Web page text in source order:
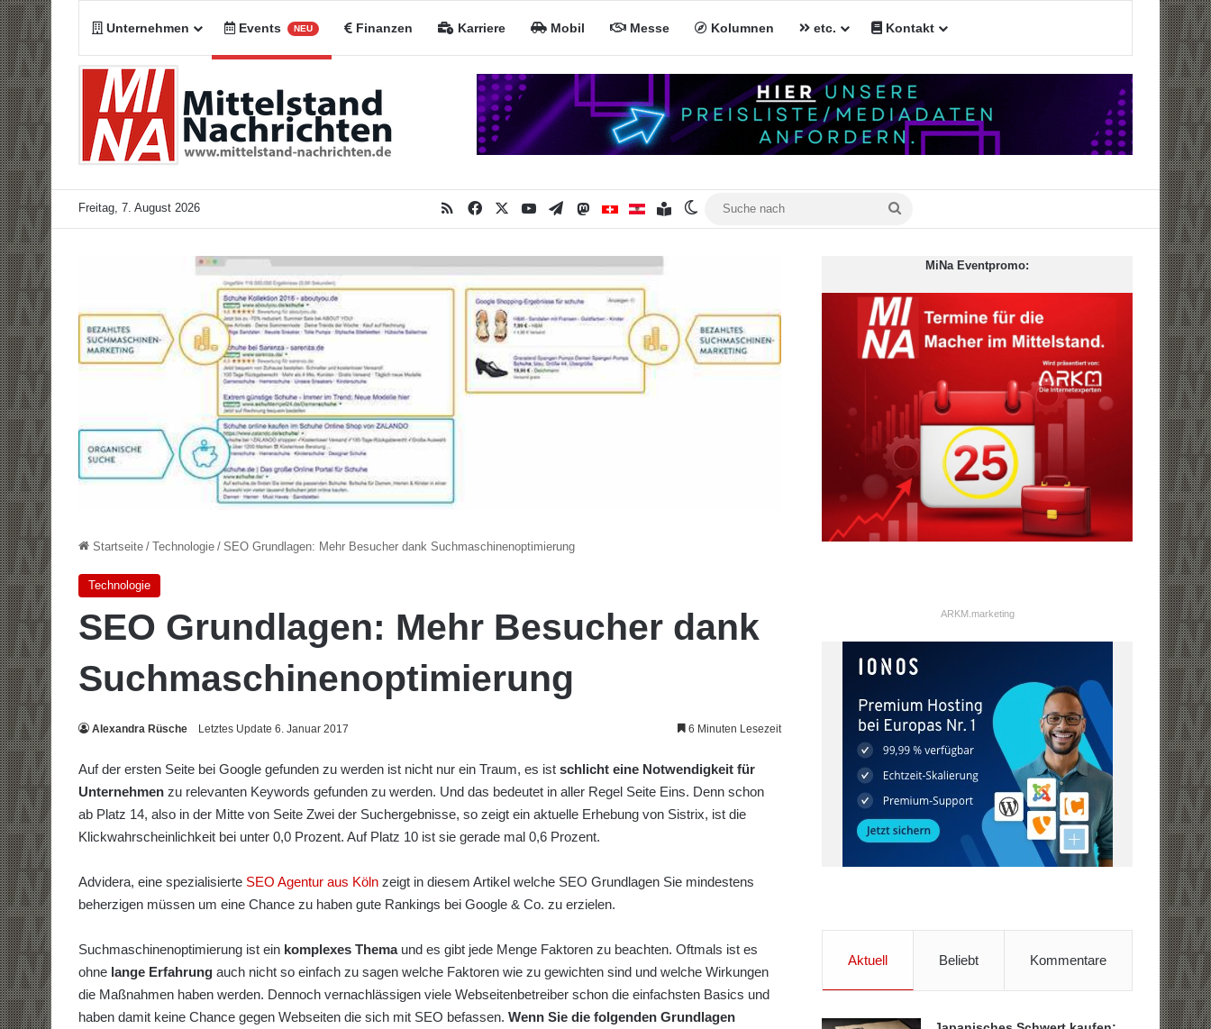
Unternehmen Events NEU Finanzen Karriere Mobil Messe Kolumnen etc. Kontakt
Freitag, 7. August 2026 RSSFacebookYouTubeTelegramMastodonMiNa CHMiNa AT
Inhaltsverzeichnis
Skin umschalten
Startseite / Technologie / SEO Grundlagen: Mehr Besucher dank Suchmaschinenoptimierung
Technologie
SEO Grundlagen: Mehr Besucher dank
Suchmaschinenoptimierung
Alexandra Rüsche Letztes Update 6. Januar 2017 6 Minuten Lesezeit
Auf der ersten Seite bei Google gefunden zu werden ist nicht nur ein Traum, es ist schlicht eine Notwendigkeit für
Unternehmen zu relevanten Keywords gefunden zu werden. Und das bedeutet in aller Regel Seite Eins. Denn schon
ab Platz 14, also in der Mitte von Seite Zwei der Suchergebnisse, so zeigt ein aktuelle Erhebung von Sistrix, ist die
Klickwahrscheinlichkeit bei unter 0,0 Prozent. Auf Platz 10 ist sie gerade mal 0,6 Prozent.
Advidera, eine spezialisierte SEO Agentur aus Köln zeigt in diesem Artikel welche SEO Grundlagen Sie mindestens
beherzigen müssen um eine Chance zu haben gute Rankings bei Google & Co. zu erzielen.
Suchmaschinenoptimierung ist ein komplexes Themaund es gibt jede Menge Faktoren zu beachten. Oftmals ist es
ohne lange Erfahrung auch nicht so einfach zu sagen welche Faktoren wie zu gewichten sind und welche Wirkungen
die Maßnahmen haben werden. Dennoch vernachlässigen viele Webseitenbetreiber schon die einfachsten Basics und
haben damit keine Chance gegen Webseiten die sich mit SEO befassen. Wenn Sie die folgenden Grundlagen
MiNa Eventpromo:
ARKM.marketing
Aktuell Beliebt Kommentare